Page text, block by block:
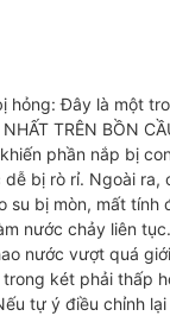
hỏng: Đây là một
TRÊN BỒN
phần nắp bị
dễ bị rò rỉ. Ngoài ra,
su bị mòn, mất tính
nước chảy liên tục.
nước vượt quá
két phải thấp
tự ý điều chỉnh